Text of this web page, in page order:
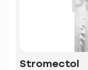
Stromectol